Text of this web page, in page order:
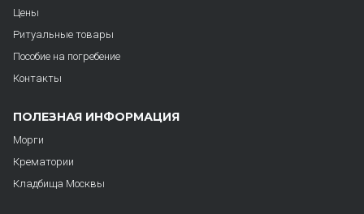
Цены
Ритуальные товары
Пособие на погребение
Контакты
ПОЛЕЗНАЯ ИНФОРМАЦИЯ
Морги
Крематории
Кладбища Москвы